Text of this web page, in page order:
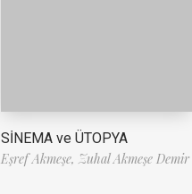
SİNEMA ve ÜTOPYA
Eşref Akmeşe, Zuhal Akmeşe Demir